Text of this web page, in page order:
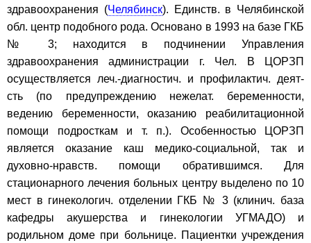
здравоохранения (Челябинск). Единств. в Челябинской
обл. центр подобного рода. Основано в 1993 на базе ГКБ
№ 3; находится в подчинении Управления
здравоохранения администрации г. Чел. В ЦОРЗП
осуществляется леч.-диагностич. и профилактич. деят-
сть (по предупреждению нежелат. беременности,
ведению беременности, оказанию реабилитационной
помощи подросткам и т. п.). Особенностью ЦОРЗП
является оказание каш медико-социальной, так и
духовно-нравств. помощи обратившимся. Для
стационарного лечения больных центру выделено по 10
мест в гинекологич. отделении ГКБ № 3 (клинич. база
кафедры акушерства и гинекологии УГМАДО) и
родильном доме при больнице. Пациентки учреждения